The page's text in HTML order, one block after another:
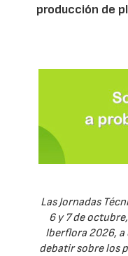
producción de
Las Jornadas
6 y 7 de
Iberflora 2026,
debatir sobre los